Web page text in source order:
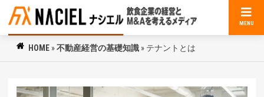
MENU
HOME »不動産経営の基礎知識 » テナントとは